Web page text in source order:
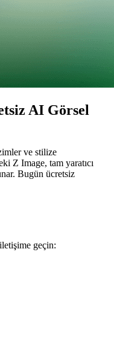
AI Görsel
ve stilize
Z Image, tam yaratıcı
Bugün ücretsiz
geçin: